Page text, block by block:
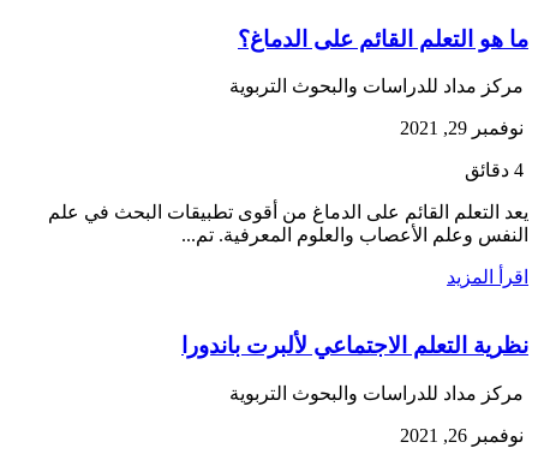
ما هو التعلم القائم على الدماغ؟
مركز مداد للدراسات والبحوث التربوية
نوفمبر 29, 2021
يعد التعلم القائم على الدماغ من أقوى تطبيقات البحث في علم
النفس وعلم الأعصاب والعلوم المعرفية. تم...
اقرأ المزيد
نظرية التعلم الاجتماعي لألبرت باندورا
مركز مداد للدراسات والبحوث التربوية
نوفمبر 26, 2021